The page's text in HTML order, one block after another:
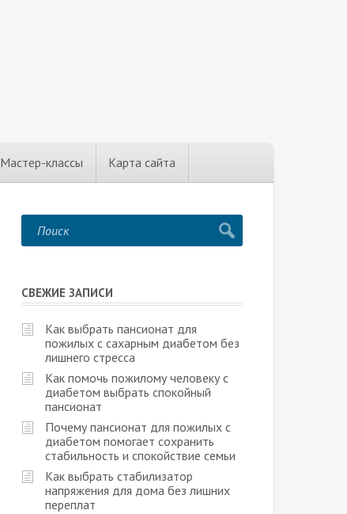
Мастер-классы Карта сайта
СВЕЖИЕ ЗАПИСИ
Как выбрать пансионат для
пожилых с сахарным диабетом без
лишнего стресса
Как помочь пожилому человеку с
диабетом выбрать спокойный
пансионат
Почему пансионат для пожилых с
диабетом помогает сохранить
стабильность и спокойствие семьи
Как выбрать стабилизатор
напряжения для дома без лишних
переплат